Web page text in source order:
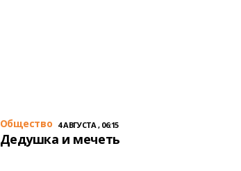
Общество 4 АВГУСТА , 06:15
Дедушка и мечеть